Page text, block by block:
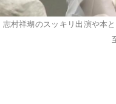
志村祥瑚のスッキリ出演や本